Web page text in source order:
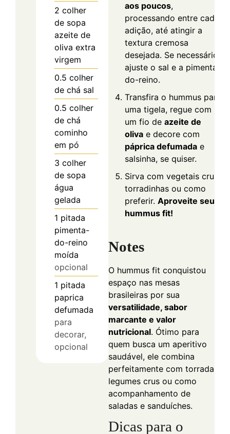
2 colher
de sopa
azeite de
oliva extra
virgem
0.5 colher
de chá sal
0.5 colher
de chá
cominho
em pó
3 colher
de sopa
água
gelada
1 pitada
pimenta-
do-reino
moída
opcional
1 pitada
paprica
defumada
para
decorar,
opcional
aos poucos,
processando entre cada
adição, até atingir a
textura cremosa
desejada. Se necessário,
ajuste o sal e a pimenta-
do-reino.
Transfira o hummus para
uma tigela, regue com
um fio de azeite de
oliva e decore com
páprica defumada e
salsinha, se quiser.
Sirva com vegetais crus,
torradinhas ou como
preferir. Aproveite seu
hummus fit!
Notes
O hummus fit conquistou
espaço nas mesas
brasileiras por sua
versatilidade, sabor
marcante e valor
nutricional. Ótimo para
quem busca um aperitivo
saudável, ele combina
perfeitamente com torradas,
legumes crus ou como
acompanhamento de
saladas e sanduíches.
Dicas para o